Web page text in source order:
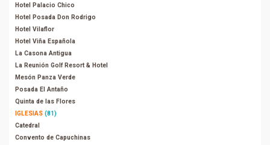
Hotel Palacio Chico
Hotel Posada Don Rodrigo
Hotel Vilaflor
Hotel Viña Española
La Casona Antigua
La Reunión Golf Resort & Hotel
Mesón Panza Verde
Posada El Antaño
Quinta de las Flores
IGLESIAS (81)
Catedral
Convento de Capuchinas